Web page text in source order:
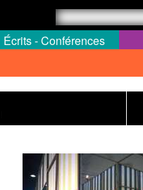
Écrits - Conférences